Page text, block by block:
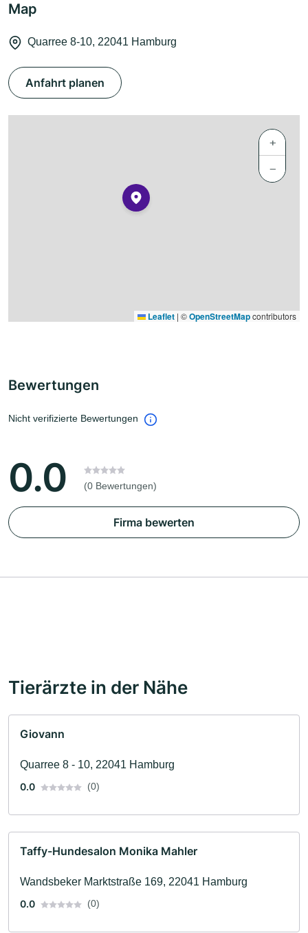
Map
Quarree 8-10, 22041 Hamburg
Anfahrt planen
+
−
Leaflet | ©OpenStreetMapcontributors
Bewertungen
Nicht verifizierte Bewertungen
0.0 (0 Bewertungen)
Firma bewerten
Tierärzte in der Nähe
Giovann
Quarree 8 - 10, 22041 Hamburg
0.0
(0)
Taffy-Hundesalon Monika Mahler
Wandsbeker Marktstraße 169, 22041 Hamburg
0.0
(0)